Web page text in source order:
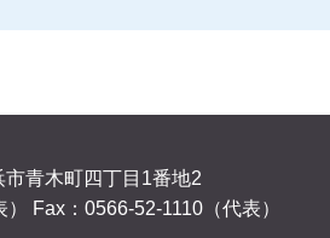
青木町四丁目1番地2
Fax：0566-52-1110（代表）